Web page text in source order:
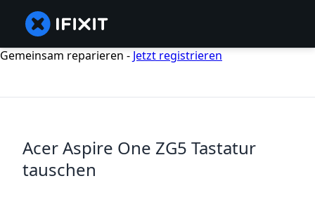
Gemeinsam reparieren - Jetzt registrieren
Acer Aspire One ZG5 Tastatur
tauschen